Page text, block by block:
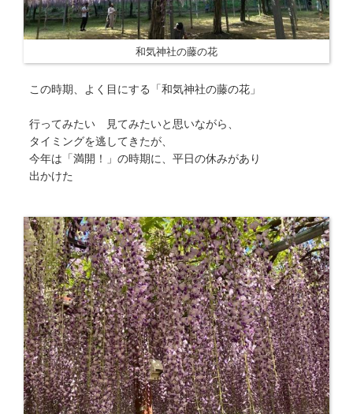
和気神社の藤の花
この時期、よく目にする「和気神社の藤の花」
行ってみたい 見てみたいと思いながら、
タイミングを逃してきたが、
今年は「満開！」の時期に、平日の休みがあり
出かけた